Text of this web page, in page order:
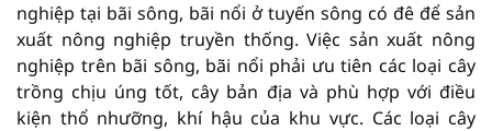
nghiệp tại bãi sông, bãi nổi ở tuyến sông có đê để sản
xuất nông nghiệp truyền thống. Việc sản xuất nông
nghiệp trên bãi sông, bãi nổi phải ưu tiên các loại cây
trồng chịu úng tốt, cây bản địa và phù hợp với điều
kiện thổ nhưỡng, khí hậu của khu vực. Các loại cây